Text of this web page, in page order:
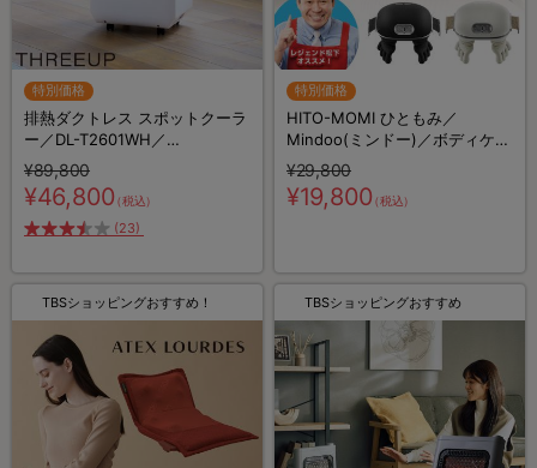
特別価格
排熱ダクトレス スポットクーラ
ー／DL-T2601WH／
THREEUP(スリーアップ)／取付
工事不要／除湿
¥89,800
¥46,800（税込）
(23)
特別価格
HITO-MOMI ひともみ／
Mindoo(ミンドー)／ボディケア
／ハンズフリー
¥29,800
¥19,800（税込）
TBSショッピングおすすめ！ TBSショッピングおすすめ